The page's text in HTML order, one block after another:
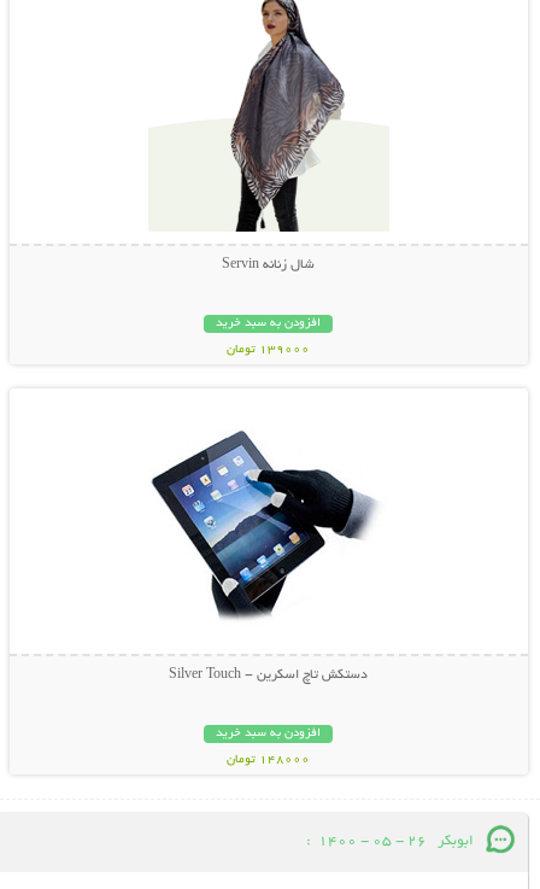
شال زنانه Servin
افزودن به سبد خرید
139000 تومان
نمایش توضیحات بیشتر
دستکش تاچ اسکرین - Silver Touch
افزودن به سبد خرید
148000 تومان
ابوبکر 26 - 05 - 1400
: